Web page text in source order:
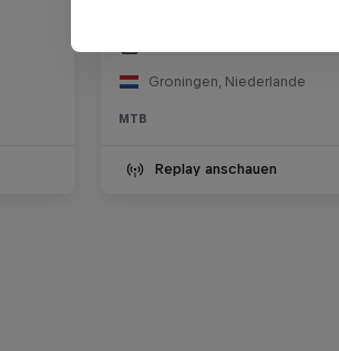
Groningen, Niederlande
MTB
Replay anschauen